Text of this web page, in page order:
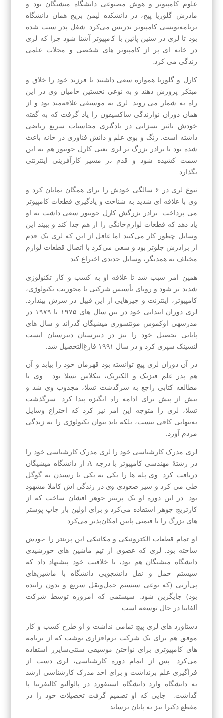
علوم کامپیوتر و هوش مصنوعی دانشگاه میشیگان بود و
مادرش گلوریا پیج، در دانشکده لیمن بریج همان دانشگاه
برنامه‌نویسی کامپیوتر تدریس می‌کرد. شغل پدر سبب شده
بود تا لری در سنین پائین با کامپیوتر آشنا شود چرا که لری
در خانه ای پر از کامپیوتر های شخصی و مجلات علمی
زندگی می کرد.
کارل و گلوریا همواره سعی داشتند تا فرزند خود را خلاق و
مبتکر پرورش دهند و به نوعی نخستین حامیان وی در این
راه به شمار می روند. لری به موسیقی علاقه‌مند بود و از
همان دوران نوازندگی ساکسیفون را یاد گرفت که به گفته
خودش تاثیر بسزایی در یادگیری محاسبات سریع ریاضی
داشته است. رنگ و بوی علم و دانش فناوری در خانه باعث
شده بود تا برادر بزرگ تر لری یعنی کارل جونیور هم به این
سمت کشیده شود و قدم در مسیر کارآفرینی اینترنتی
بگذارد.
نبوغ لری در ۶ سالگی خودش را برای همگان نمایان کرد و
وی با علاقه ای شدید به شناخت و یادگیری قطعات کامپیوتر
می پرداخت. برادر بزرگش کارل جونیور سعی داشت به او
یاد دهد که قطعات لوازم‌خانگی را از هم جدا کند و ببیند این
وسایل چطور کار می‌کنند اما غافل از این که لری یک قدم
از برادرش جلوتر بود و سعی می‌کرد با اتصال قطعات لوازم
مختلف به همدیگر، وسایل جدیدی اختراع کند.
همین امر سبب شد تا علاقه او به کسب و کار تکنولوژی
شدید تر شود و رویای تأسیس شرکتی با محوریت تکنولوژی،
کامپیوتر، اینترنت و چیزهایی از این قبیل در سرش بیندازد.
لری دوران ابتدایی خود در بین سال های ۱۹۷۵ تا ۱۹۷۹ در
مدرسهی اوکموس مونتسوری میشیگان گذراند و سال های
پایانی تحصیل خود را نیز در دبیرستان دبیرستان ایست
لنسینک سپری کرد و در سال ۱۹۹۱ فارغ‌التحصیل شد.
در آن دوران لری پیچ توانسته بود قهرمان خود را بیابد و آن
هم پدر علم فیزیک و الکتریک، نیکلاس تسلا بود. وی با
مطالعه کتابی راجع به سرگذشت تسلا، مجذوب وی شد و
بیش از پیش برای ادامه راه انگیزه پیدا کرد. سرگذشت
تسلا، لری را متوجه این امر نیز کرد که اختراع وسایل
به‌تنهایی کافی نیست، بلکه باید بتوان تکنولوژی را به زندگی
مردم آورد.
لری مدرک کارشناسی خود را لری مدرک کارشناسی خود را
در رشته‌ٔ مهندسی کامپیوتر با درجه A از دانشگاه میشیگان
دریافت کرد. وی پله ها را یکی به یکی تا رسیدن به گوگل
طی می کرد و سیر صعودی وی در زندگی اش کاملا مشهود
بود. در این دوره او یک پرینتر جوهر افشان ساخت که از
کارتریج جوهر استفاده می‌کرد و برای اولین بار چاپ پوستر
های بزرگ را با قیمتی پایین امکان‌پذیر می‌کرد.
او تمام قطعات الکترونیکی و مکانیکی این پرینتر را خودش
ساخته بود. لری که عضوی از تیم ماشین‌ های خورشیدی
دانشگاه میشیگان هم بود، با خلاقیت خود پیشنهاد داد که
سیستم حمل‌ و نقل دانشجویی دانشگاه با ماشین‌های
پی‌آر‌تی (که نوعی سیستم حمل‌ونقل سریع و بدون راننده
بود) جایگزین شود. سیستمی که امروزه توسط شرکت
آلفابتا در حال توسعه است.
دستاورد های لری پیچ تمامی نداشت و او طرح کسب‌ و کار
موفق هم برای یک شرکت نرم‌افزاری نوشت که از برنامه‌
های کامپیوتری برای نواختن موسیقی سنتی‌سایزر استفاده
می‌کرد. پس از اتمام دوره کارشناسی، لری دست از
فراگیری علم برنداشت و برای اخذ مدرک کارشناسی ارشد
به دانشگاه وارد دانشگاه استنفورد در پالوآلتو کالیفرنیا پا
گذاشت. جایی که او تصمیم گرفت تحصیلات خود را در
مقطع دکترا نیز به پایان برساند.